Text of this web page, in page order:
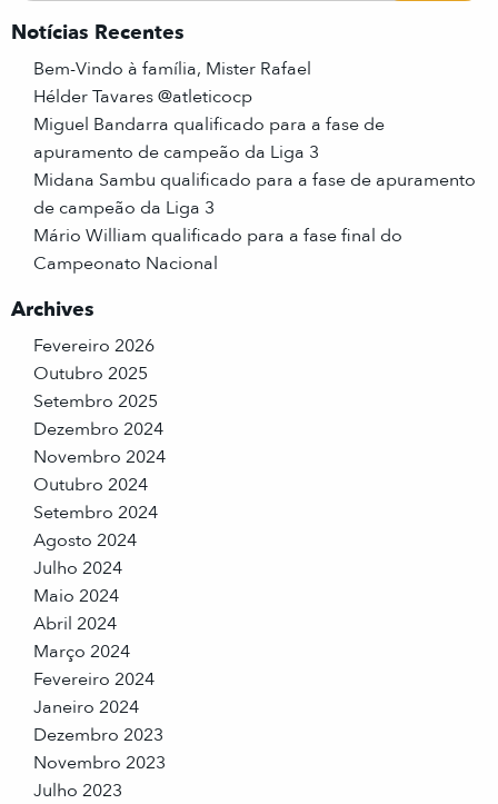
Notícias Recentes
Bem-Vindo à família, Mister Rafael
Hélder Tavares @atleticocp
Miguel Bandarra qualificado para a fase de
apuramento de campeão da Liga 3
Midana Sambu qualificado para a fase de apuramento
de campeão da Liga 3
Mário William qualificado para a fase final do
Campeonato Nacional
Archives
Fevereiro 2026
Outubro 2025
Setembro 2025
Dezembro 2024
Novembro 2024
Outubro 2024
Setembro 2024
Agosto 2024
Julho 2024
Maio 2024
Abril 2024
Março 2024
Fevereiro 2024
Janeiro 2024
Dezembro 2023
Novembro 2023
Julho 2023